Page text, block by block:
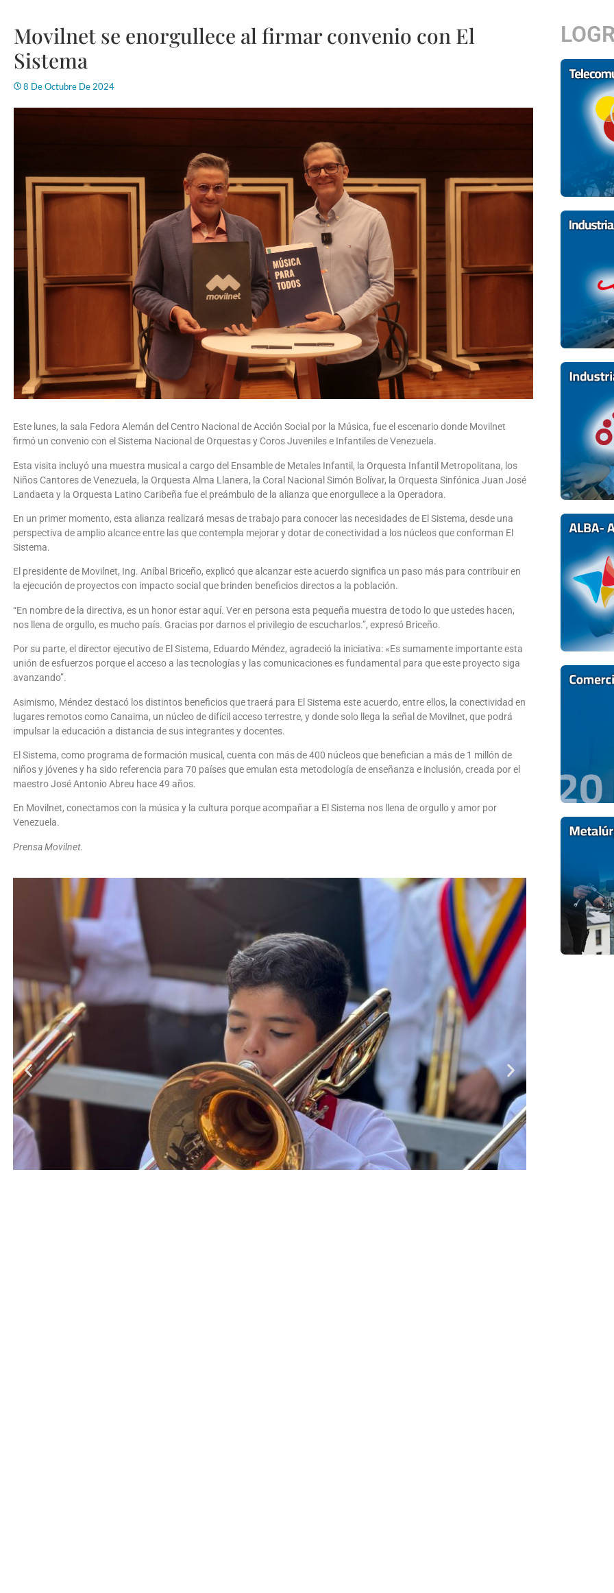
Movilnet se enorgullece al firmar convenio con El
Sistema
8 De Octubre De 2024
Este lunes, la sala Fedora Alemán del Centro Nacional de Acción Social por la Música, fue el escenario donde Movilnet
firmó un convenio con el Sistema Nacional de Orquestas y Coros Juveniles e Infantiles de Venezuela.
Esta visita incluyó una muestra musical a cargo del Ensamble de Metales Infantil, la Orquesta Infantil Metropolitana, los
Niños Cantores de Venezuela, la Orquesta Alma Llanera, la Coral Nacional Simón Bolívar, la Orquesta Sinfónica Juan José
Landaeta y la Orquesta Latino Caribeña fue el preámbulo de la alianza que enorgullece a la Operadora.
En un primer momento, esta alianza realizará mesas de trabajo para conocer las necesidades de El Sistema, desde una
perspectiva de amplio alcance entre las que contempla mejorar y dotar de conectividad a los núcleos que conforman El
Sistema.
El presidente de Movilnet, Ing. Aníbal Briceño, explicó que alcanzar este acuerdo significa un paso más para contribuir en
la ejecución de proyectos con impacto social que brinden beneficios directos a la población.
“En nombre de la directiva, es un honor estar aquí. Ver en persona esta pequeña muestra de todo lo que ustedes hacen,
nos llena de orgullo, es mucho país. Gracias por darnos el privilegio de escucharlos.”, expresó Briceño.
Por su parte, el director ejecutivo de El Sistema, Eduardo Méndez, agradeció la iniciativa: «Es sumamente importante esta
unión de esfuerzos porque el acceso a las tecnologías y las comunicaciones es fundamental para que este proyecto siga
avanzando”.
Asimismo, Méndez destacó los distintos beneficios que traerá para El Sistema este acuerdo, entre ellos, la conectividad en
lugares remotos como Canaima, un núcleo de difícil acceso terrestre, y donde solo llega la señal de Movilnet, que podrá
impulsar la educación a distancia de sus integrantes y docentes.
El Sistema, como programa de formación musical, cuenta con más de 400 núcleos que benefician a más de 1 millón de
niños y jóvenes y ha sido referencia para 70 países que emulan esta metodología de enseñanza e inclusión, creada por el
maestro José Antonio Abreu hace 49 años.
En Movilnet, conectamos con la música y la cultura porque acompañar a El Sistema nos llena de orgullo y amor por
Venezuela.
Prensa Movilnet.